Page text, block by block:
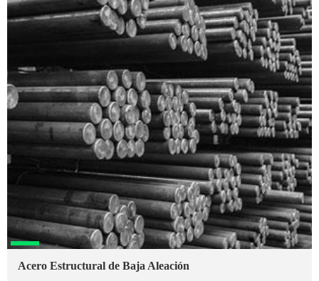
Acero Estructural de Baja Aleación